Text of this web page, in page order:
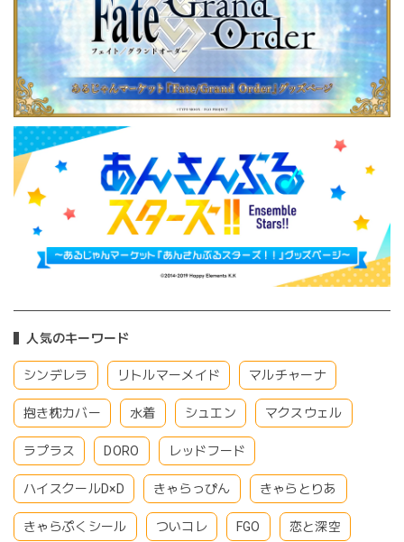
人気のキーワード
シンデレラ リトルマーメイド マルチャーナ
抱き枕カバー 水着 シュエン マクスウェル
ラプラス DORO レッドフード
ハイスクールD×D きゃらっぴん きゃらとりあ
きゃらぷくシール ついコレ FGO 恋と深空